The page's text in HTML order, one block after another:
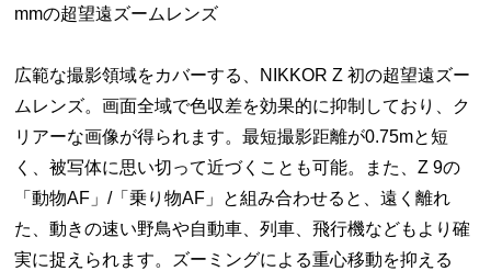
mmの超望遠ズームレンズ
広範な撮影領域をカバーする、NIKKOR Z 初の超望遠ズー
ムレンズ。画面全域で色収差を効果的に抑制しており、ク
リアーな画像が得られます。最短撮影距離が0.75mと短
く、被写体に思い切って近づくことも可能。また、Z 9の
「動物AF」/「乗り物AF」と組み合わせると、遠く離れ
た、動きの速い野鳥や自動車、列車、飛行機などもより確
実に捉えられます。ズーミングによる重心移動を抑える